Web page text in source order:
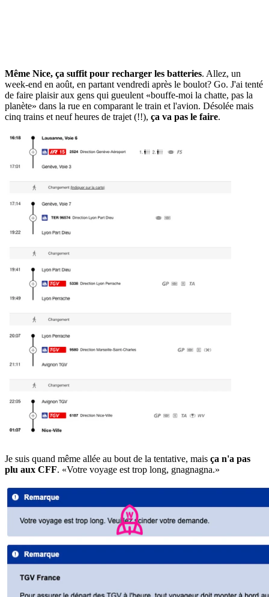
Même Nice, ça suffit pour recharger les batteries. Allez, un
week-end en août, en partant vendredi après le boulot? Go. J'ai tenté
de faire plaisir aux gens qui gueulent «bouffe-moi la chatte, pas la
planète» dans la rue en comparant le train et l'avion. Désolée mais
cinq trains et neuf heures de trajet (!!), ça va pas le faire.
Je suis quand même allée au bout de la tentative, mais ça n'a pas
plu aux CFF. «Votre voyage est trop long, gnagnagna.»